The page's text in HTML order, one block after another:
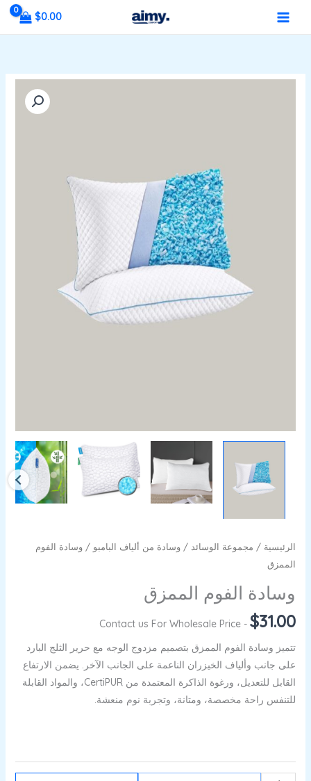
MAIN
MENU
$0.00
الرئيسية / مجموعة الوسائد / وسادة من ألياف البامبو / وسادة الفوم
الممزق
وسادة الفوم الممزق
$31.00
- Contact us For Wholesale Price
تتميز وسادة الفوم الممزق بتصميم مزدوج الوجه مع حرير الثلج البارد
على جانب وألياف الخيزران الناعمة على الجانب الآخر. يضمن الارتفاع
القابل للتعديل، ورغوة الذاكرة المعتمدة من CertiPUR، والمواد القابلة
للتنفس راحة مخصصة، ومتانة، وتجربة نوم منعشة.